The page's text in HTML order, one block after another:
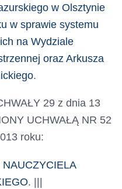
w Olsztynie
w sprawie systemu
na Wydziale
oraz Arkusza
.
29 z dnia 13
UCHWAŁĄ NR 52
roku:
. |||